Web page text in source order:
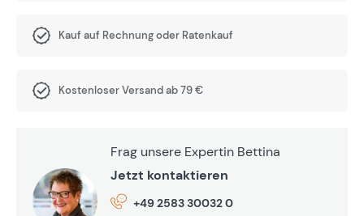
Kauf auf Rechnung oder Ratenkauf
Kostenloser Versand ab 79 €
Frag unsere Expertin Bettina
Jetzt kontaktieren
+49 2583 30032 0